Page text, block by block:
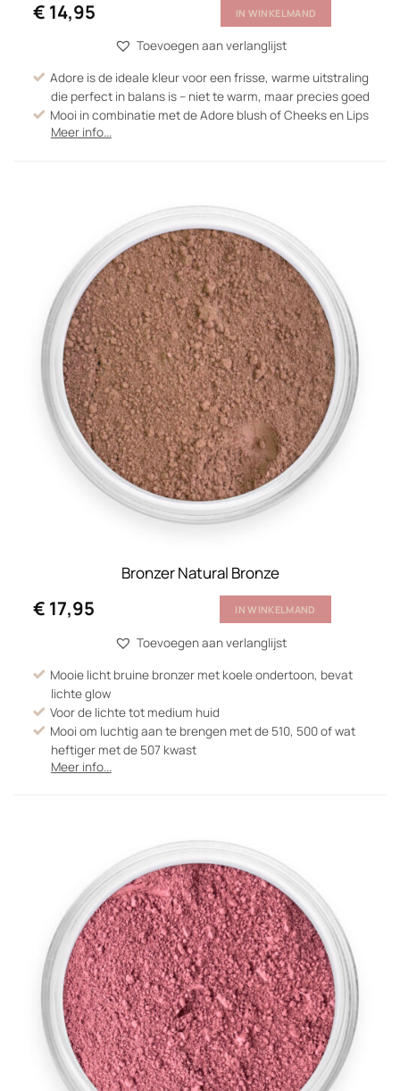
€ 14,95 IN WINKELMAND
Toevoegen aan verlanglijst
Adore is de ideale kleur voor een frisse, warme uitstraling
die perfect in balans is – niet te warm, maar precies goed
Mooi in combinatie met de Adore blush of Cheeks en Lips
Meer info...
Bronzer Natural Bronze
€ 17,95 IN WINKELMAND
Toevoegen aan verlanglijst
Mooie licht bruine bronzer met koele ondertoon, bevat
lichte glow
Voor de lichte tot medium huid
Mooi om luchtig aan te brengen met de 510, 500 of wat
heftiger met de 507 kwast
Meer info...